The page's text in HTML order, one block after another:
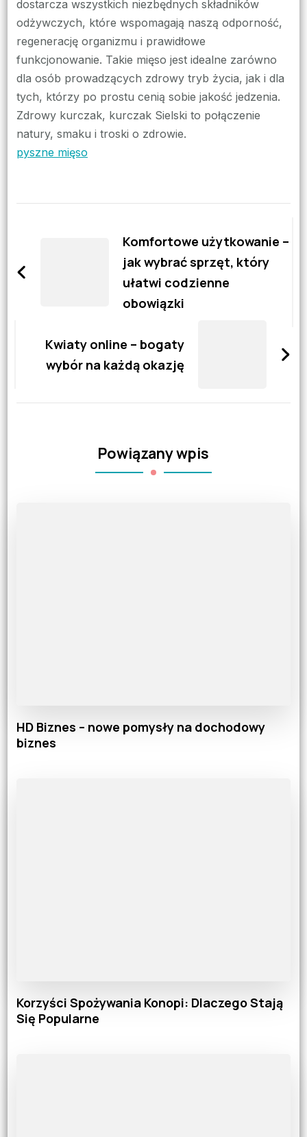
dostarcza wszystkich niezbędnych składników
odżywczych, które wspomagają naszą odporność,
regenerację organizmu i prawidłowe
funkcjonowanie. Takie mięso jest idealne zarówno
dla osób prowadzących zdrowy tryb życia, jak i dla
tych, którzy po prostu cenią sobie jakość jedzenia.
Zdrowy kurczak, kurczak Sielski to połączenie
natury, smaku i troski o zdrowie.
pyszne mięso
Komfortowe użytkowanie –
jak wybrać sprzęt, który
ułatwi codzienne
obowiązki
Kwiaty online – bogaty
wybór na każdą okazję
Powiązany wpis
HD Biznes – nowe pomysły na dochodowy
biznes
Korzyści Spożywania Konopi: Dlaczego Stają
Się Popularne